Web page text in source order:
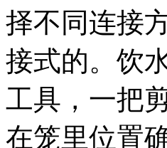
择不同连接
接式的。饮
工具，一把
在笼里位置